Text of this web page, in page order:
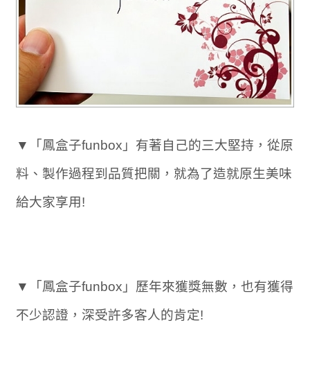
▼「鳳盒子funbox」有著自己的三大堅持，從原
料、製作過程到品質把關，就為了造就原生美味
給大家享用!
▼「鳳盒子funbox」歷年來獲獎無數，也有獲得
不少認證，深受許多客人的肯定!